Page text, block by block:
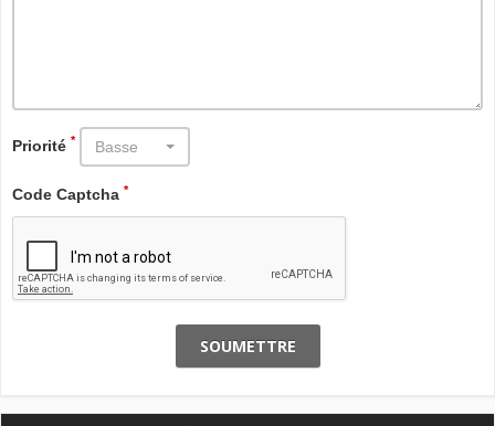
Priorité * Basse
Code Captcha *
SOUMETTRE